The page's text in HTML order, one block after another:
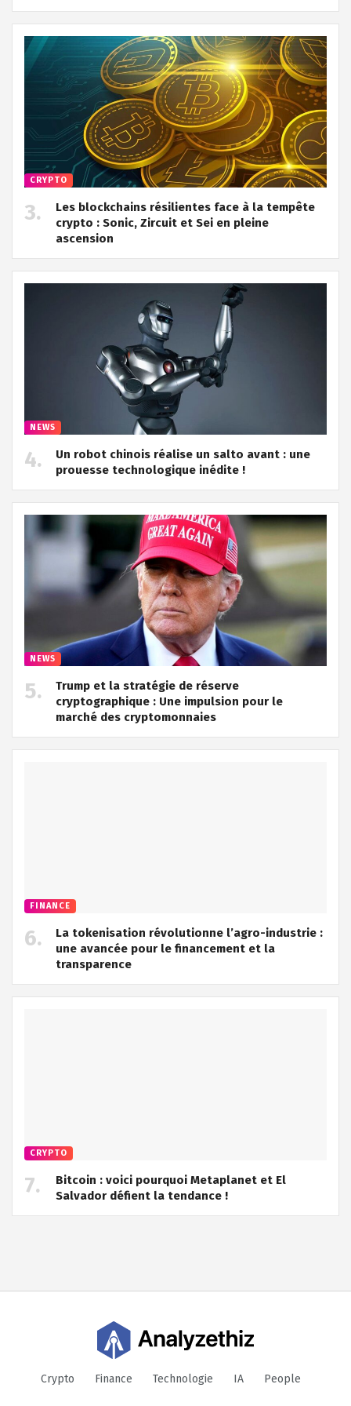
CRYPTO
Les blockchains résilientes face à la tempête
crypto : Sonic, Zircuit et Sei en pleine
ascension
NEWS
Un robot chinois réalise un salto avant : une
prouesse technologique inédite !
NEWS
Trump et la stratégie de réserve
cryptographique : Une impulsion pour le
marché des cryptomonnaies
FINANCE
La tokenisation révolutionne l’agro-industrie :
une avancée pour le financement et la
transparence
CRYPTO
Bitcoin : voici pourquoi Metaplanet et El
Salvador défient la tendance !
Crypto Finance Technologie IA People